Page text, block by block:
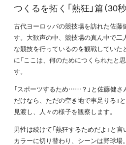
つくるを拓く「熱狂」篇（30秒
古代ヨーロッパの競技場を訪れた佐藤
す。大歓声の中、競技場の真ん中で二
な競技を行っているのを観戦していた
に「ここは、何のためにつくられたと
す。
「スポーツするため……？」と佐藤健さ
だけなら、ただの空き地で事足りる」
見渡し、人々の様子を観察します。
男性は続けて「熱狂するためだよ」と
カラーに切り替わり、シーンは野球場